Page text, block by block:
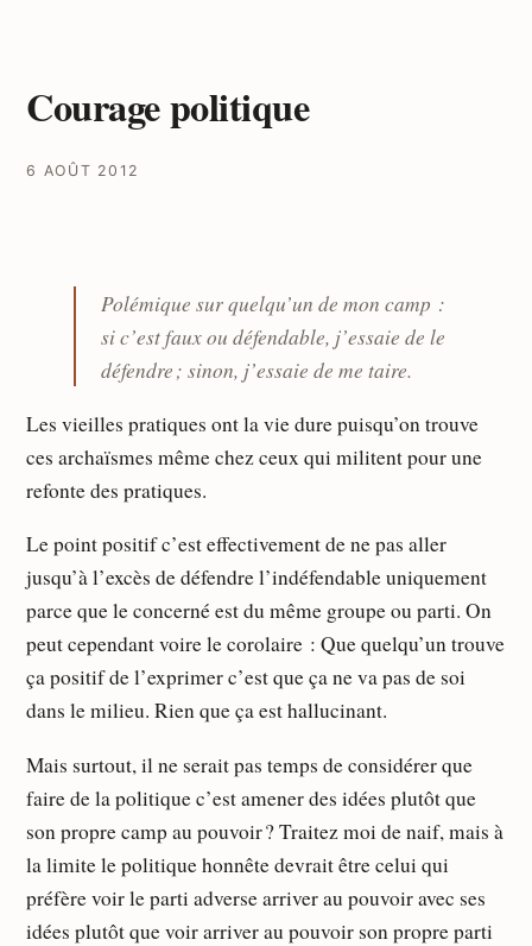
Courage politique
6 AOÛT 2012
Polémique sur quelqu’un de mon camp :
si c’est faux ou défendable, j’essaie de le
défendre ; sinon, j’essaie de me taire.
Les vieilles pratiques ont la vie dure puisqu’on trouve
ces archaïsmes même chez ceux qui militent pour une
refonte des pratiques.
Le point positif c’est effectivement de ne pas aller
jusqu’à l’excès de défendre l’indéfendable uniquement
parce que le concerné est du même groupe ou parti. On
peut cependant voire le corolaire : Que quelqu’un trouve
ça positif de l’exprimer c’est que ça ne va pas de soi
dans le milieu. Rien que ça est hallucinant.
Mais surtout, il ne serait pas temps de considérer que
faire de la politique c’est amener des idées plutôt que
son propre camp au pouvoir ? Traitez moi de naif, mais à
la limite le politique honnête devrait être celui qui
préfère voir le parti adverse arriver au pouvoir avec ses
idées plutôt que voir arriver au pouvoir son propre parti